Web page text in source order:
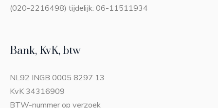
(020-2216498) tijdelijk: 06-11511934
Bank, KvK, btw
NL92 INGB 0005 8297 13
KvK 34316909
BTW-nummer op verzoek